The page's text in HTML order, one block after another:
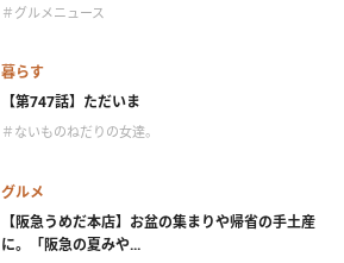
＃グルメニュース
暮らす
【第747話】ただいま
＃ないものねだりの女達。
グルメ
【阪急うめだ本店】お盆の集まりや帰省の手土産
に。「阪急の夏みや...